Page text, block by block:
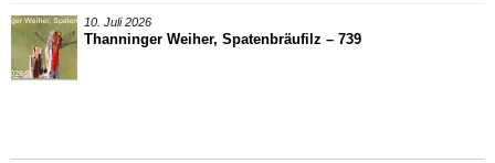
10. Juli 2026
Thanninger Weiher, Spatenbräufilz – 739